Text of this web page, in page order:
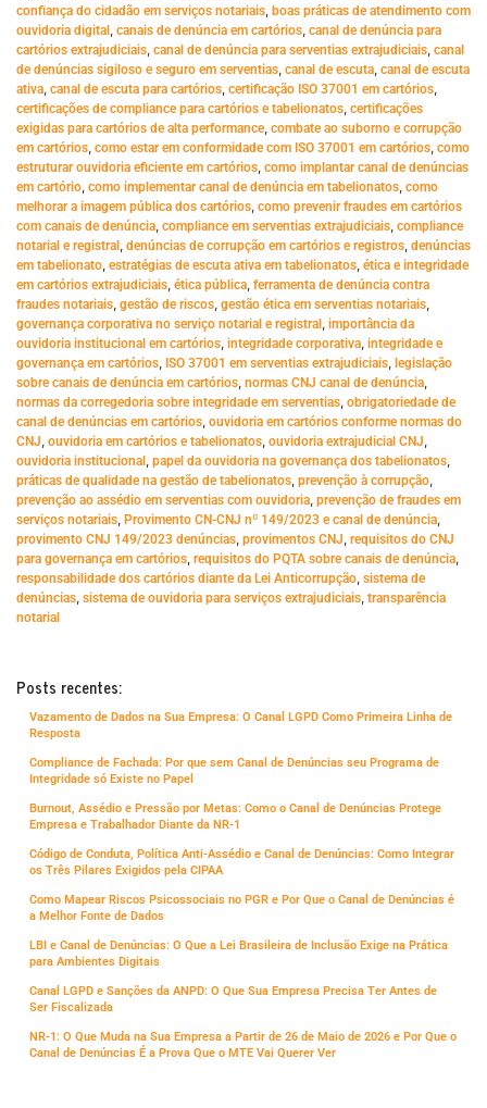
confiança do cidadão em serviços notariais, boas práticas de atendimento com
ouvidoria digital, canais de denúncia em cartórios, canal de denúncia para
cartórios extrajudiciais, canal de denúncia para serventias extrajudiciais, canal
de denúncias sigiloso e seguro em serventias, canal de escuta, canal de escuta
ativa, canal de escuta para cartórios, certificação ISO 37001 em cartórios,
certificações de compliance para cartórios e tabelionatos, certificações
exigidas para cartórios de alta performance, combate ao suborno e corrupção
em cartórios, como estar em conformidade com ISO 37001 em cartórios, como
estruturar ouvidoria eficiente em cartórios, como implantar canal de denúncias
em cartório, como implementar canal de denúncia em tabelionatos, como
melhorar a imagem pública dos cartórios, como prevenir fraudes em cartórios
com canais de denúncia, compliance em serventias extrajudiciais, compliance
notarial e registral, denúncias de corrupção em cartórios e registros, denúncias
em tabelionato, estratégias de escuta ativa em tabelionatos, ética e integridade
em cartórios extrajudiciais, ética pública, ferramenta de denúncia contra
fraudes notariais, gestão de riscos, gestão ética em serventias notariais,
governança corporativa no serviço notarial e registral, importância da
ouvidoria institucional em cartórios, integridade corporativa, integridade e
governança em cartórios, ISO 37001 em serventias extrajudiciais, legislação
sobre canais de denúncia em cartórios, normas CNJ canal de denúncia,
normas da corregedoria sobre integridade em serventias, obrigatoriedade de
canal de denúncias em cartórios, ouvidoria em cartórios conforme normas do
CNJ, ouvidoria em cartórios e tabelionatos, ouvidoria extrajudicial CNJ,
ouvidoria institucional, papel da ouvidoria na governança dos tabelionatos,
práticas de qualidade na gestão de tabelionatos, prevenção à corrupção,
prevenção ao assédio em serventias com ouvidoria, prevenção de fraudes em
serviços notariais, Provimento CN-CNJ nº 149/2023 e canal de denúncia,
provimento CNJ 149/2023 denúncias, provimentos CNJ, requisitos do CNJ
para governança em cartórios, requisitos do PQTA sobre canais de denúncia,
responsabilidade dos cartórios diante da Lei Anticorrupção, sistema de
denúncias, sistema de ouvidoria para serviços extrajudiciais, transparência
notarial
Posts recentes:
Vazamento de Dados na Sua Empresa: O Canal LGPD Como Primeira Linha de
Resposta
Compliance de Fachada: Por que sem Canal de Denúncias seu Programa de
Integridade só Existe no Papel
Burnout, Assédio e Pressão por Metas: Como o Canal de Denúncias Protege
Empresa e Trabalhador Diante da NR-1
Código de Conduta, Política Anti-Assédio e Canal de Denúncias: Como Integrar
os Três Pilares Exigidos pela CIPAA
Como Mapear Riscos Psicossociais no PGR e Por Que o Canal de Denúncias é
a Melhor Fonte de Dados
LBI e Canal de Denúncias: O Que a Lei Brasileira de Inclusão Exige na Prática
para Ambientes Digitais
Canal LGPD e Sanções da ANPD: O Que Sua Empresa Precisa Ter Antes de
Ser Fiscalizada
NR-1: O Que Muda na Sua Empresa a Partir de 26 de Maio de 2026 e Por Que o
Canal de Denúncias É a Prova Que o MTE Vai Querer Ver